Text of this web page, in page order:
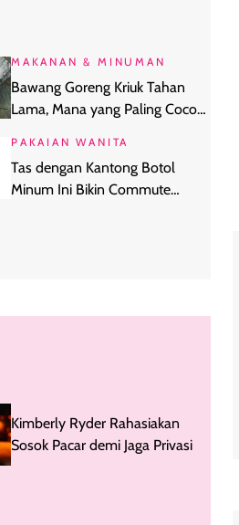
MAKANAN & MINUMAN
Bawang Goreng Kriuk Tahan
Lama, Mana yang Paling Cocok
PAKAIAN WANITA
Tas dengan Kantong Botol
Minum Ini Bikin Commute
Kimberly Ryder Rahasiakan
Sosok Pacar demi Jaga Privasi